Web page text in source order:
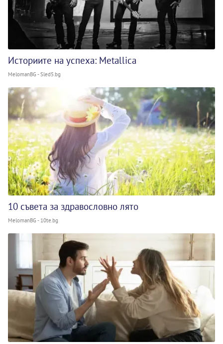
Историите на успеха: Metallica
MelomanBG - Sled5.bg
10 съвета за здравословно лято
MelomanBG - 10te.bg